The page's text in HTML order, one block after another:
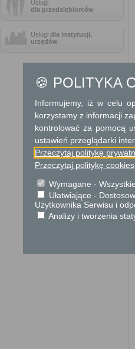
Usługi
dla przedsiębiorców
Usługi dla instytucji,
urzędów
🍪 POLITYKA
Informujemy, iż w celu
korzystamy z informacji
kontrolować za pomocą
ustawień przeglądarki
Przeczytaj politykę
Przeczytaj politykę cookies
Wymagane -
Ułatwiające -
Użytkownika Serwisu i
Analizy i tworzenia